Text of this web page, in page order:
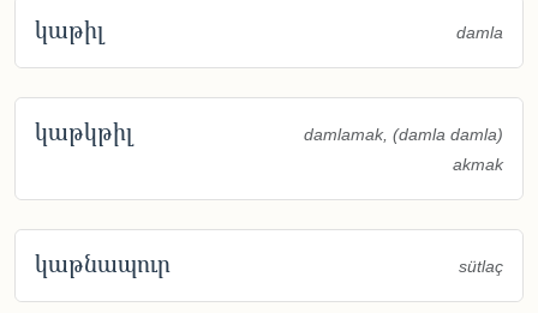
կաթիլ damla
կաթկթիլ
damlamak, (damla damla)
akmak
կաթնապուր sütlaç